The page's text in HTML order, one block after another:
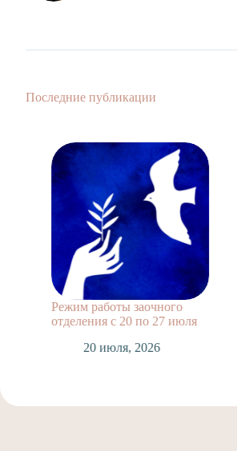
Последние публикации
Режим работы заочного
отделения с 20 по 27 июля
20 июля, 2026